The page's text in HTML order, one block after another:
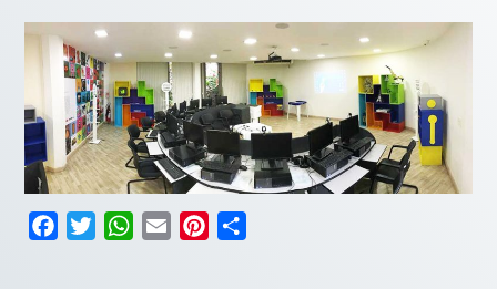
FacebookTwitterWhatsApp
Email Pinterest